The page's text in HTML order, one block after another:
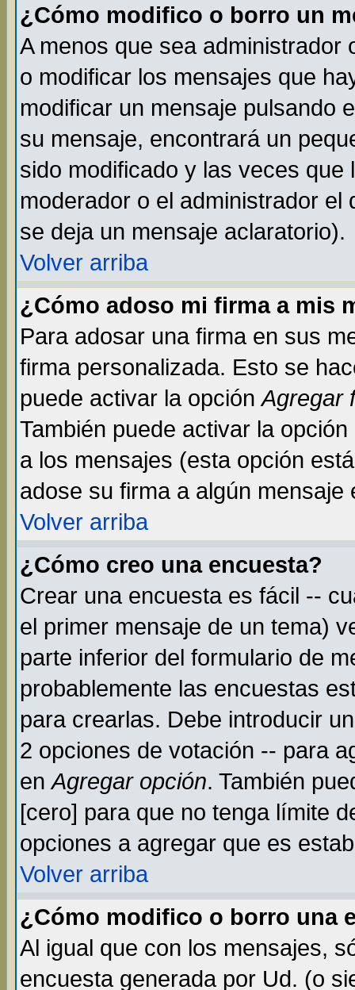
¿Cómo modifico o borro un
A menos que sea administrador
o modificar los mensajes que
modificar un mensaje pulsando
su mensaje, encontrará un
sido modificado y las veces
moderador o el administrador
se deja un mensaje aclaratorio).
Volver arriba
¿Cómo adoso mi firma a mis
Para adosar una firma en sus
firma personalizada. Esto se
puede activar la opciónAgregar
También puede activar la
a los mensajes (esta opción
adose su firma a algún mensaje
Volver arriba
¿Cómo creo una encuesta?
Crear una encuesta es fácil --
el primer mensaje de un tema)
parte inferior del formulario de
probablemente las encuestas
para crearlas. Debe introducir
2 opciones de votación -- para
enAgregar opción. También
[cero] para que no tenga límite
opciones a agregar que es
Volver arriba
¿Cómo modifico o borro una
Al igual que con los mensajes,
encuesta generada por Ud. (o